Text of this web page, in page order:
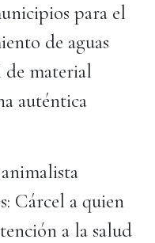
para el
de aguas
de material
auténtica
Cárcel a quien
a la salud